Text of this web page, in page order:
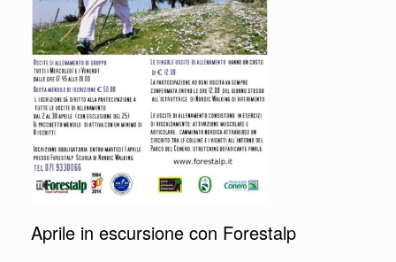
Aprile in escursione con Forestalp